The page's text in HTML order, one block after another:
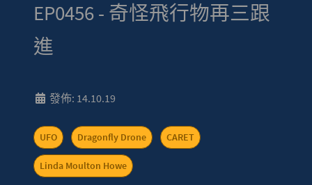
EP0456 - 奇怪飛行物再三跟
進
發佈: 14.10.19
UFO Dragonfly Drone CARET
Linda Moulton Howe